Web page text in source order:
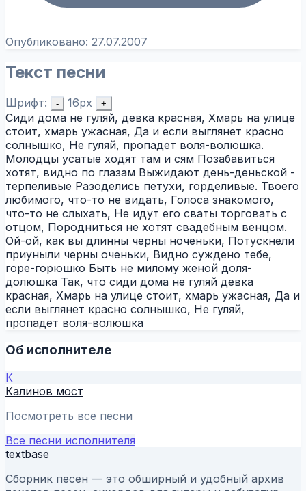
Опубликовано: 27.07.2007
Текст песни
Шрифт: - 16px +
Сиди дома не гуляй, девка красная, Хмарь на улице
стоит, хмарь ужасная, Да и если выглянет красно
солнышко, Не гуляй, пропадет воля-волюшка.
Молодцы усатые ходят там и сям Позабавиться
хотят, видно по глазам Выжидают день-деньской -
терпеливые Разоделись петухи, горделивые. Твоего
любимого, что-то не видать, Голоса знакомого,
что-то не слыхать, Не идут его сваты торговать с
отцом, Породниться не хотят свадебным венцом.
Ой-ой, как вы длинны черны ноченьки, Потускнели
приуныли черны оченьки, Видно суждено тебе,
горе-горюшко Быть не милому женой доля-
долюшка Так, что сиди дома не гуляй девка
красная, Хмарь на улице стоит, хмарь ужасная, Да и
если выглянет красно солнышко, Не гуляй,
пропадет воля-волюшка
Об исполнителе
К
Калинов мост
Посмотреть все песни
Все песни исполнителя
textbase
Сборник песен — это обширный и удобный архив